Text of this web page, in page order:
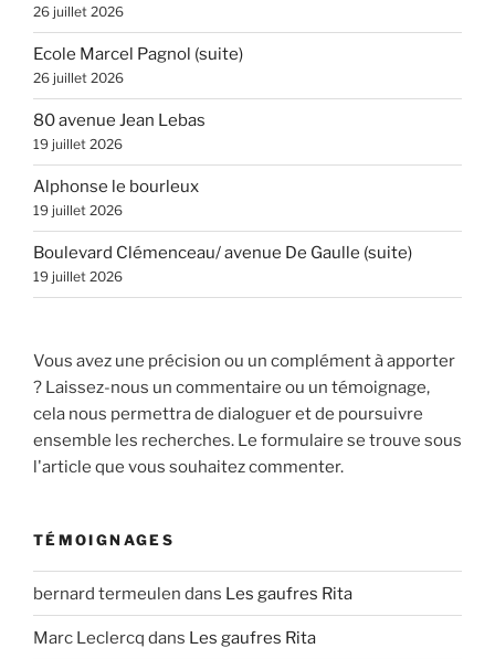
26 juillet 2026
Ecole Marcel Pagnol (suite)
26 juillet 2026
80 avenue Jean Lebas
19 juillet 2026
Alphonse le bourleux
19 juillet 2026
Boulevard Clémenceau/ avenue De Gaulle (suite)
19 juillet 2026
Vous avez une précision ou un complément à apporter
? Laissez-nous un commentaire ou un témoignage,
cela nous permettra de dialoguer et de poursuivre
ensemble les recherches. Le formulaire se trouve sous
l'article que vous souhaitez commenter.
TÉMOIGNAGES
bernard termeulen dans Les gaufres Rita
Marc Leclercq dans Les gaufres Rita